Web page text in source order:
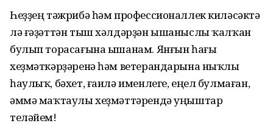
Һеҙҙең тәжрибә һәм профессионаллек киләсәктә
лә ғәҙәттән тыш хәлдәрҙән ышаныслы ҡалҡан
булып торасағына ышанам. Янғын һағы
хеҙмәткәрҙәренә һәм ветерандарына ныҡлы
һаулыҡ, бәхет, ғаилә именлеге, еңел булмаған,
әммә маҡтаулы хеҙмәттәрендә уңыштар
теләйем!